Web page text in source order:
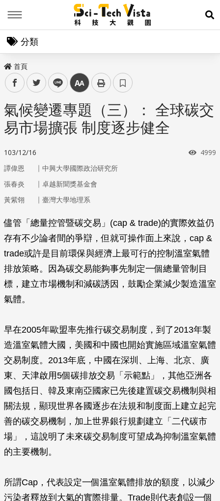
展
分類
首頁
facebooktwitter line 中
氣候變遷專題（三）： 全球碳交
易市場擴張 制度逐步健全
103/12/16 瀏覽
4999
譚偉恩 ｜ 中興大學國際政治研究所
張春炎
｜ 卓越新聞獎基金會
黃紫翎
｜ 臺灣大學地理系
儘管「總量控管暨碳交易」(cap & trade)的實際效益仍
存有不少論者間的爭辯，但就可操作面上來說，cap &
trade或許是目前環保與經濟上最可行的控制溫室氣體
排放策略。因為碳交易能夠事先制定一個總量管制目
標，建立市場機制和減碳誘因，鼓勵企業減少製造溫室
氣體。
早在2005年歐盟率先推行碳交易制度，到了2013年製
造溫室氣體大國，美國和中國也開始實施區域溫室氣體
交易制度。2013年底，中國在深圳、上海、北京、廣
東、天津啟用5個碳排放交易「示範點」，其他亞洲各
國包括日、韓及東南亞國家已先後建置碳交易機制與相
關法規，顯現世界各國逐步在法規和制度面上建立起完
善的碳交易機制，加上世界銀行規劃建立「二代碳市
場」，這說明了未來碳交易制度可望成為抑制溫室氣體
的主要機制。
所謂Cap，代表設定一個溫室氣體排放的額度，以減少
污染者釋放到大氣的實際排量。Trade則代表創設一個